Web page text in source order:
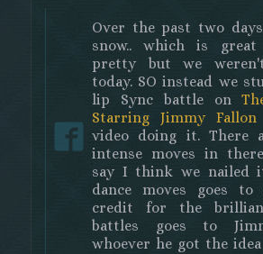
Over the past two
snow.. which is great
pretty but we
today. SO instead we
lip Sync battle on
Starring Jimmy Fallon
video doing it. There
intense moves in
say I think we nailed
dance moves goes to
credit for the
battles goes to
whoever he got the